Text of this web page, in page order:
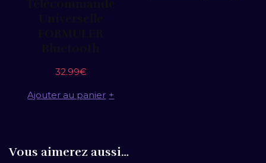
32.99€
Ajouter au panier +
Vous aimerez aussi…